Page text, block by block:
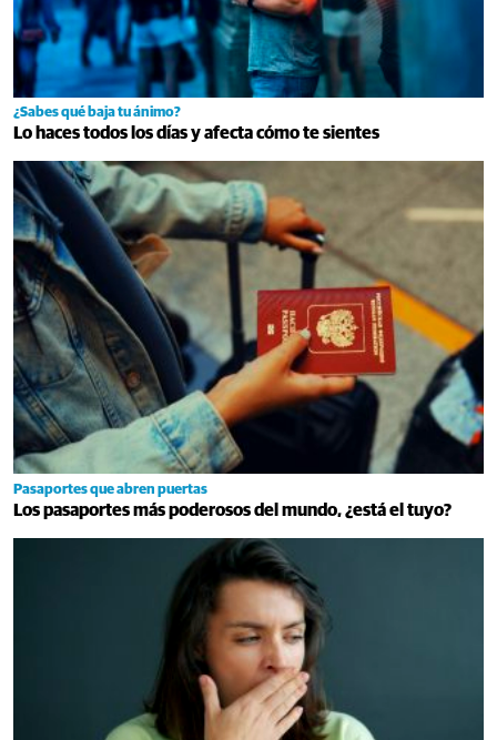
¿Sabes qué baja tu ánimo?
Lo haces todos los días y afecta cómo te sientes
Pasaportes que abren puertas
Los pasaportes más poderosos del mundo, ¿está el tuyo?